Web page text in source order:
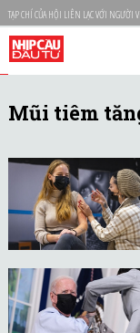
TẠP CHÍ CỦA HỘI LIÊN LẠC VỚI NGƯỜI
Mũi tiêm